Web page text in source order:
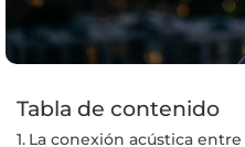
Tabla de contenido
La conexión acústica